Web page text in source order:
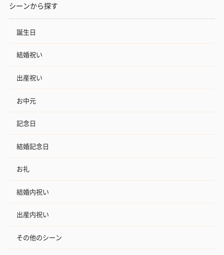
シーンから探す
誕生日
結婚祝い
出産祝い
お中元
記念日
結婚記念日
お礼
結婚内祝い
出産内祝い
その他のシーン